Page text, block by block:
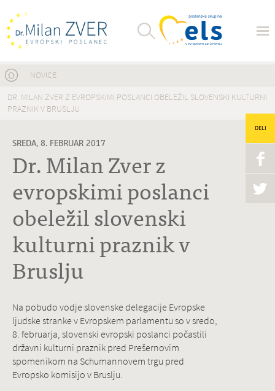
Nahajate se tukaj
NOVICE
DR. MILAN ZVER Z EVROPSKIMI POSLANCI OBELEŽIL SLOVENSKI KULTURNI
PRAZNIK V BRUSLJU
SREDA, 8. FEBRUAR 2017
Dr. Milan Zver z
evropskimi poslanci
obeležil slovenski
kulturni praznik v
Bruslju
DELI
Na pobudo vodje slovenske delegacije Evropske
ljudske stranke v Evropskem parlamentu so v sredo,
8. februarja, slovenski evropski poslanci počastili
državni kulturni praznik pred Prešernovim
spomenikom na Schumannovem trgu pred
Evropsko komisijo v Bruslju.